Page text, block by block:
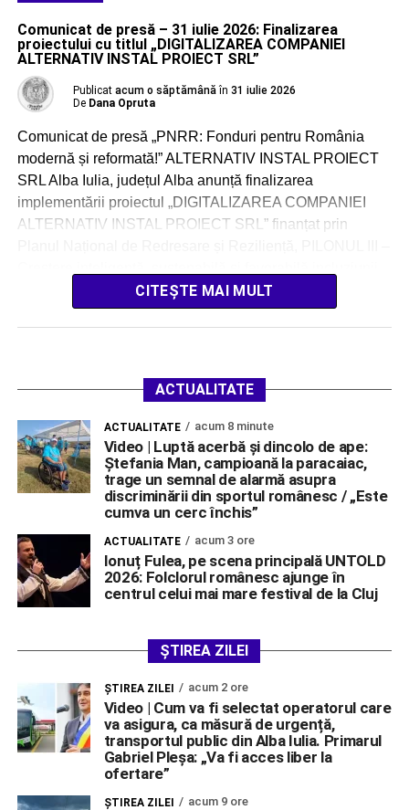
Comunicat de presă – 31 iulie 2026: Finalizarea
proiectului cu titlul „DIGITALIZAREA COMPANIEI
ALTERNATIV INSTAL PROIECT SRL”
Publicat acum o săptămână în 31 iulie 2026
De Dana Opruta
Comunicat de presă „PNRR: Fonduri pentru România
modernă și reformată!” ALTERNATIV INSTAL PROIECT
SRL Alba Iulia, județul Alba anunță finalizarea
implementării proiectul „DIGITALIZAREA COMPANIEI
ALTERNATIV INSTAL PROIECT SRL” finanțat prin
inclusiv coeziune economică, locuri de muncă,
productivitate, competitivitate, cercetare, dezvoltare […]
CITEȘTE MAI MULT
ACTUALITATE
ACTUALITATE acum 8 minute
Video | Luptă acerbă și dincolo de ape:
Ștefania Man, campioană la paracaiac,
trage un semnal de alarmă asupra
discriminării din sportul românesc / „Este
cumva un cerc închis”
ACTUALITATE acum 3 ore
Ionuț Fulea, pe scena principală UNTOLD
2026: Folclorul românesc ajunge în
centrul celui mai mare festival de la Cluj
ȘTIREA ZILEI
ŞTIREA ZILEI acum 2 ore
Video | Cum va fi selectat operatorul care
va asigura, ca măsură de urgență,
transportul public din Alba Iulia. Primarul
Gabriel Pleșa: „Va fi acces liber la
ofertare”
ŞTIREA ZILEI acum 9 ore